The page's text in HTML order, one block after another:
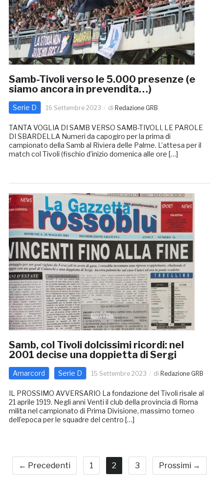
Samb-Tivoli verso le 5.000 presenze (e
siamo ancora in prevendita…)
Serie D 16 Settembre 2023 di Redazione GRB
TANTA VOGLIA DI SAMB VERSO SAMB-TIVOLI, LE PAROLE
DI SBARDELLA Numeri da capogiro per la prima di
campionato della Samb al Riviera delle Palme. L’attesa per il
match col Tivoli (fischio d’inizio domenica alle ore […]
Samb, col Tivoli dolcissimi ricordi: nel
2001 decise una doppietta di Sergi
Amarcord Serie D 15 Settembre 2023 di Redazione GRB
IL PROSSIMO AVVERSARIO La fondazione del Tivoli risale al
21 aprile 1919. Negli anni Venti il club della provincia di Roma
milita nel campionato di Prima Divisione, massimo torneo
dell’epoca per le squadre del centro […]
← Precedenti 1 2 3 Prossimi →